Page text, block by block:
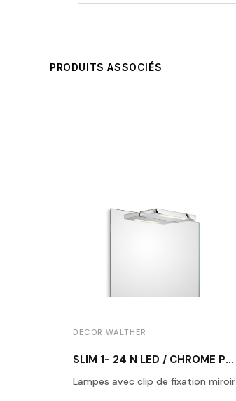
PRODUITS ASSOCIÉS
DECOR WALTHER
SLIM 1- 24 N LED / CHROME POLI
Lampes avec clip de fixation miroir